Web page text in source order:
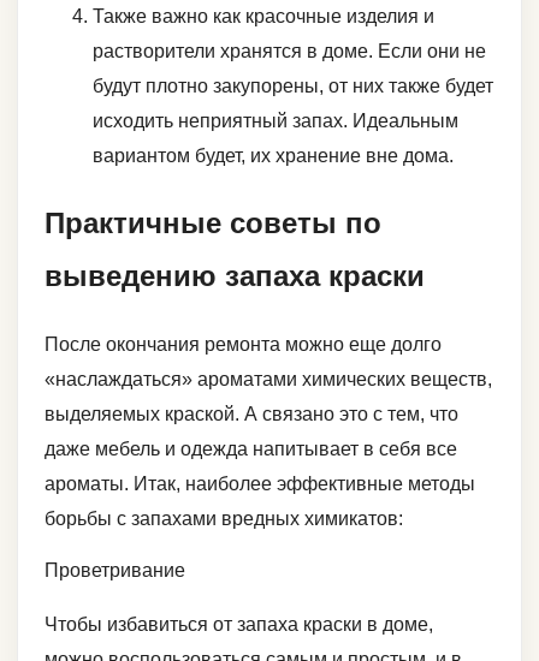
Также важно как красочные изделия и
растворители хранятся в доме. Если они не
будут плотно закупорены, от них также будет
исходить неприятный запах. Идеальным
вариантом будет, их хранение вне дома.
Практичные советы по
выведению запаха краски
После окончания ремонта можно еще долго
«наслаждаться» ароматами химических веществ,
выделяемых краской. А связано это с тем, что
даже мебель и одежда напитывает в себя все
ароматы. Итак, наиболее эффективные методы
борьбы с запахами вредных химикатов:
Проветривание
Чтобы избавиться от запаха краски в доме,